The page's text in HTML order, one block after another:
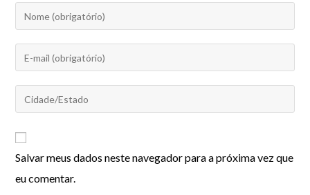
Salvar meus dados neste navegador para a próxima vez que
eu comentar.